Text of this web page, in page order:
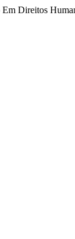
Direitos